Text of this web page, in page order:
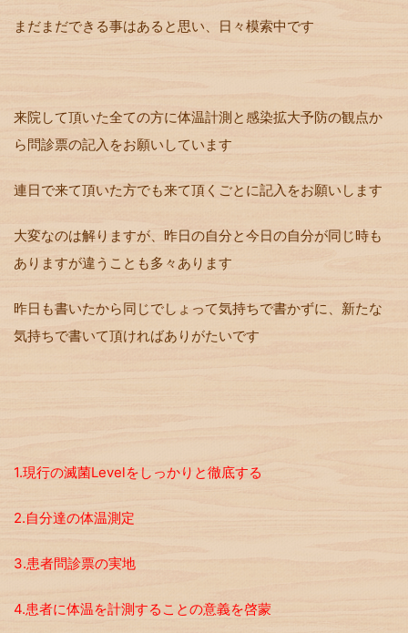
まだまだできる事はあると思い、日々模索中です
来院して頂いた全ての方に体温計測と感染拡大予防の観点か
ら問診票の記入をお願いしています
連日で来て頂いた方でも来て頂くごとに記入をお願いします
大変なのは解りますが、昨日の自分と今日の自分が同じ時も
ありますが違うことも多々あります
昨日も書いたから同じでしょって気持ちで書かずに、新たな
気持ちで書いて頂ければありがたいです
1.現行の滅菌Levelをしっかりと徹底する
2.自分達の体温測定
3.患者問診票の実地
4.患者に体温を計測することの意義を啓蒙